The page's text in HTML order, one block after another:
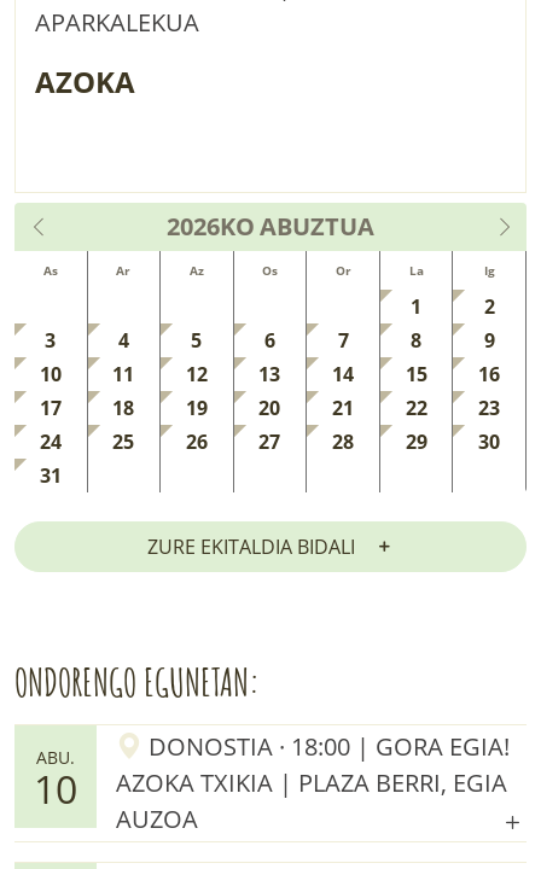
APARKALEKUA
AZOKA
2026KOABUZTUA
As Ar Az Os Or La Ig
1
2
3
4 5 6 7 8
9
10
11 12 13 14 15
16
17
18 19 20 21 22
23
24
25 26 27 28 29
30
31
ZURE EKITALDIA BIDALI
ONDORENGO EGUNETAN:
ABU.
10
DONOSTIA · 18:00 | GORA EGIA!
AZOKA TXIKIA | PLAZA BERRI, EGIA
AUZOA